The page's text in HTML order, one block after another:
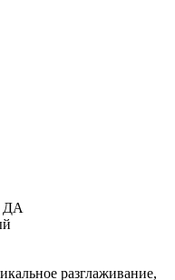
ДА
разглаживание,